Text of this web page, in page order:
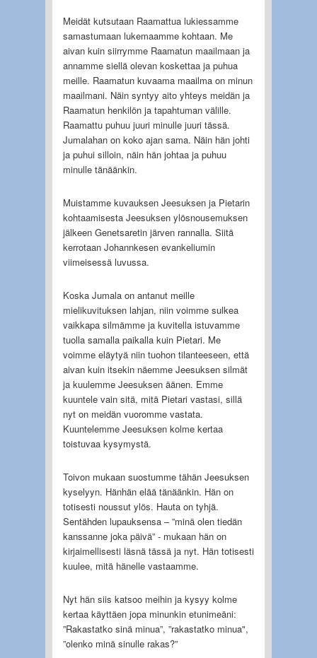
Meidät kutsutaan Raamattua lukiessamme
samastumaan lukemaamme kohtaan. Me
aivan kuin siirrymme Raamatun maailmaan ja
annamme siellä olevan koskettaa ja puhua
meille. Raamatun kuvaama maailma on minun
maailmani. Näin syntyy aito yhteys meidän ja
Raamatun henkilön ja tapahtuman välille.
Raamattu puhuu juuri minulle juuri tässä.
Jumalahan on koko ajan sama. Näin hän johti
ja puhui silloin, näin hän johtaa ja puhuu
minulle tänäänkin.
Muistamme kuvauksen Jeesuksen ja Pietarin
kohtaamisesta Jeesuksen ylösnousemuksen
jälkeen Genetsaretin järven rannalla. Siitä
kerrotaan Johannkesen evankeliumin
viimeisessä luvussa.
Koska Jumala on antanut meille
mielikuvituksen lahjan, niin voimme sulkea
vaikkapa silmämme ja kuvitella istuvamme
tuolla samalla paikalla kuin Pietari. Me
voimme eläytyä niin tuohon tilanteeseen, että
aivan kuin itsekin näemme Jeesuksen silmät
ja kuulemme Jeesuksen äänen. Emme
kuuntele vain sitä, mitä Pietari vastasi, sillä
nyt on meidän vuoromme vastata.
Kuuntelemme Jeesuksen kolme kertaa
toistuvaa kysymystä.
Toivon mukaan suostumme tähän Jeesuksen
kyselyyn. Hänhän elää tänäänkin. Hän on
totisesti noussut ylös. Hauta on tyhjä.
Sentähden lupauksensa – ”minä olen tiedän
kanssanne joka päivä” - mukaan hän on
kirjaimellisesti läsnä tässä ja nyt. Hän totisesti
kuulee, mitä hänelle vastaamme.
Nyt hän siis katsoo meihin ja kysyy kolme
kertaa käyttäen jopa minunkin etunimeäni:
”Rakastatko sinä minua”, ”rakastatko minua",
”olenko minä sinulle rakas?”